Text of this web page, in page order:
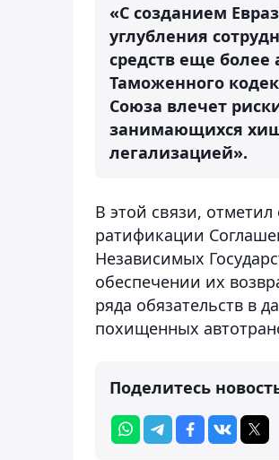
«С созданием
углубления
средств еще более
Таможенного
Союза влечет
занимающихся
легализацией».
В этой связи,
ратификации
Независимых
обеспечении их
ряда обязательств в
похищенных
Поделитесь